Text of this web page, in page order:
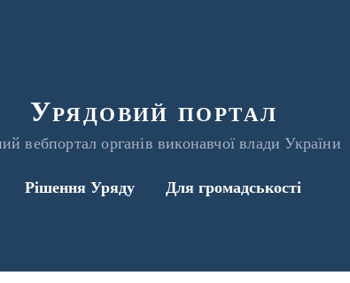
Урядовий портал
вебпортал органів виконавчої влади України
Рішення Уряду Для громадськості